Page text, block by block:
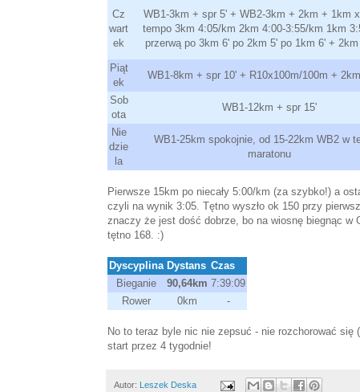
Cz
wart
ek
WB1-3km + spr 5' + WB2-3km + 2km + 1km
tempo 3km 4:05/km 2km 4:00-3:55/km 1km
przerwą po 3km 6' po 2km 5' po 1km 6' +
Piąt
ek
WB1-8km + spr 10' + R10x100m/100m +
Sob
ota
WB1-12km + spr 15'
Nie
dzie
la
WB1-25km spokojnie, od 15-22km WB2 w
maratonu
Pierwsze 15km po niecały 5:00/km (za szybko!) a
czyli na wynik 3:05. Tętno wyszło ok 150 przy
znaczy że jest dość dobrze, bo na wiosnę biegnąc w
tętno 168. :)
Dyscyplina Dystans Czas
Bieganie
90,64km 7:39:09
Rower
0km -
No to teraz byle nic nie zepsuć - nie rozchorować
start przez 4 tygodnie!
Autor: Leszek Deska